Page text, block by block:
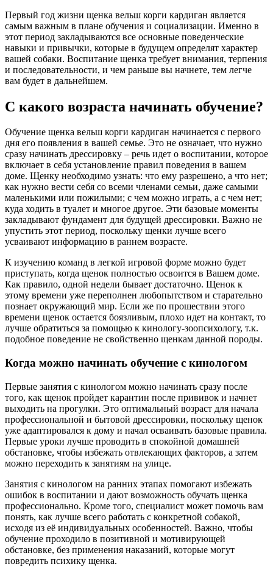
Первый год жизни щенка вельш корги кардиган является
самым важным в плане обучения и социализации. Именно в
этот период закладываются все основные поведенческие
навыки и привычки, которые в будущем определят характер
вашей собаки. Воспитание щенка требует внимания, терпения
и последовательности, и чем раньше вы начнете, тем легче
вам будет в дальнейшем.
С какого возраста начинать обучение?
Обучение щенка вельш корги кардиган начинается с первого
дня его появления в вашей семье. Это не означает, что нужно
сразу начинать дрессировку – речь идет о воспитании, которое
включает в себя установление правил поведения в вашем
доме. Щенку необходимо узнать: что ему разрешено, а что нет;
как нужно вести себя со всеми членами семьи, даже самыми
маленькими или пожилыми; с чем можно играть, а с чем нет;
куда ходить в туалет и многое другое. Эти базовые моменты
закладывают фундамент для будущей дрессировки. Важно не
упустить этот период, поскольку щенки лучше всего
усваивают информацию в раннем возрасте.
К изучению команд в легкой игровой форме можно будет
приступать, когда щенок полностью освоится в Вашем доме.
Как правило, одной недели бывает достаточно. Щенок к
этому времени уже переполнен любопытством и старательно
познает окружающий мир. Если же по прошествии этого
времени щенок остается боязливым, плохо идет на контакт, то
лучше обратиться за помощью к кинологу-зоопсихологу, т.к.
подобное поведение не свойственно щенкам данной породы.
Когда можно начинать обучение с кинологом
Первые занятия с кинологом можно начинать сразу после
того, как щенок пройдет карантин после прививок и начнет
выходить на прогулки. Это оптимальный возраст для начала
профессиональной и бытовой дрессировки, поскольку щенок
уже адаптировался к дому и начал осваивать базовые правила.
Первые уроки лучше проводить в спокойной домашней
обстановке, чтобы избежать отвлекающих факторов, а затем
можно переходить к занятиям на улице.
Занятия с кинологом на ранних этапах помогают избежать
ошибок в воспитании и дают возможность обучать щенка
профессионально. Кроме того, специалист может помочь вам
понять, как лучше всего работать с конкретной собакой,
исходя из её индивидуальных особенностей. Важно, чтобы
обучение проходило в позитивной и мотивирующей
обстановке, без применения наказаний, которые могут
повредить психику щенка.